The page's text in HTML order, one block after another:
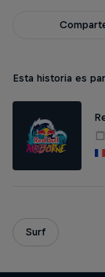
Esta historia es
Surf